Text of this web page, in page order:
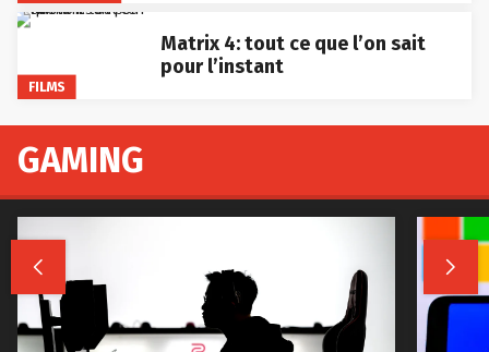
FILMS
Matrix 4: tout ce que l’on sait
pour l’instant
GAMING
 